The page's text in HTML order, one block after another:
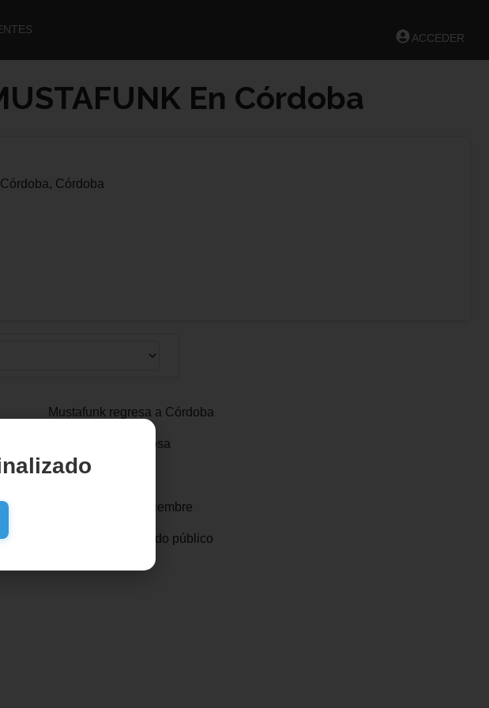
ACCEDER
En Córdoba
Córdoba
Mustafunk regresa a Córdoba
Sala Formosa
Viernes 21 noviembre
Show apta para todo público